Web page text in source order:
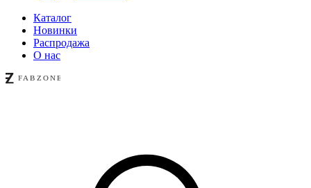
Каталог
Новинки
Распродажа
О нас